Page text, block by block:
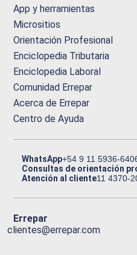
App y herramientas
Micrositios
Orientación Profesional
Enciclopedia Tributaria
Enciclopedia Laboral
Comunidad Errepar
Acerca de Errepar
Centro de Ayuda
WhatsApp+54 9 11 5936-
Consultas de orientación
Atención al cliente11 4370-
Errepar
clientes@errepar.com